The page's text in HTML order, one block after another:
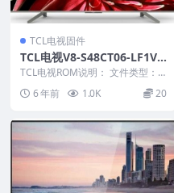
TCL电视固件
TCL电视V8-S48CT06-LF1V0
10版本强刷电视固件包下载
TCL电视ROM说明： 文件类型：bi
n 适用机芯：M848C1RT05 适用
版...6 年前 1.0K 20